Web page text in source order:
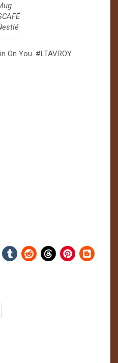
On You. #LTAVROY